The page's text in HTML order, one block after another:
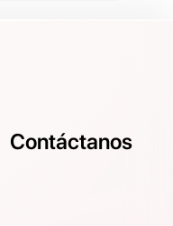
Contáctanos